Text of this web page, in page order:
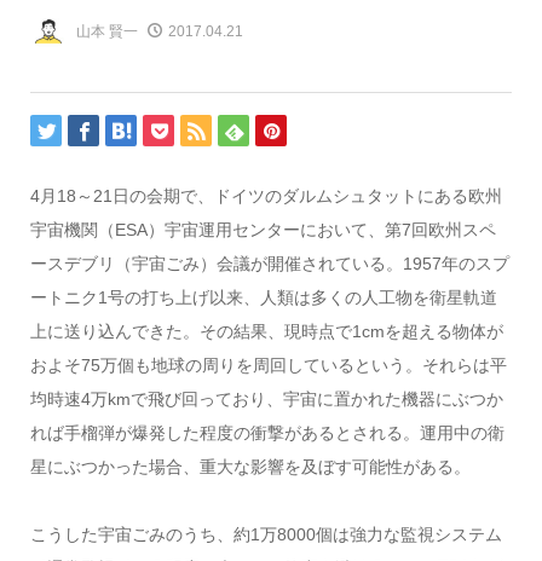
山本 賢一 2017.04.21
4月18～21日の会期で、ドイツのダルムシュタットにある欧州
宇宙機関（ESA）宇宙運用センターにおいて、第7回欧州スペ
ースデブリ（宇宙ごみ）会議が開催されている。1957年のスプ
ートニク1号の打ち上げ以来、人類は多くの人工物を衛星軌道
上に送り込んできた。その結果、現時点で1cmを超える物体が
およそ75万個も地球の周りを周回しているという。それらは平
均時速4万kmで飛び回っており、宇宙に置かれた機器にぶつか
れば手榴弾が爆発した程度の衝撃があるとされる。運用中の衛
星にぶつかった場合、重大な影響を及ぼす可能性がある。
こうした宇宙ごみのうち、約1万8000個は強力な監視システム